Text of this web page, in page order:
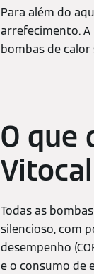
Para além do
arrefecimento. A
bombas de
O que
Todas as
silencioso, com
desempenho
e o consumo de